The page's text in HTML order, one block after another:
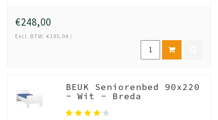
€248,00
Excl. BTW: €195,04 /
BEUK Seniorenbed 90x220
- Wit - Breda